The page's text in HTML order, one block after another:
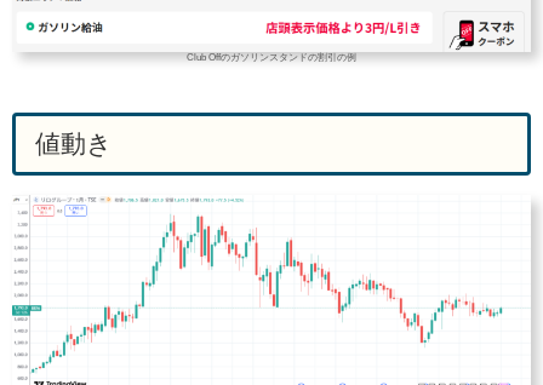
Club Offのガソリンスタンドの割引の例
値動き